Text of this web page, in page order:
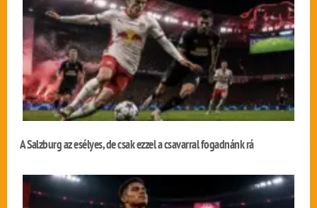
A Salzburg az esélyes, de csak ezzel a csavarral fogadnánk rá